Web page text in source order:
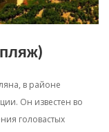
в районе
Он известен во
головастых